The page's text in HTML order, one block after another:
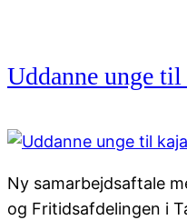
Uddanne unge
Ny samarbejdsaftale
og Fritidsafdelingen i